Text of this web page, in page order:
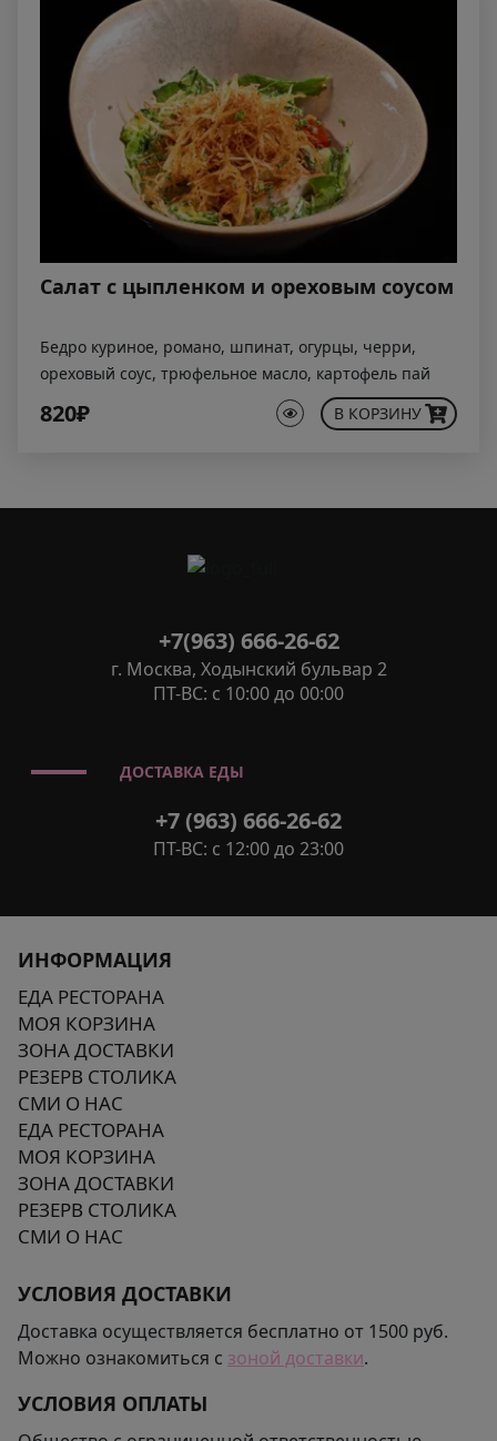
Салат с цыпленком и ореховым соусом
Бедро куриное, романо, шпинат, огурцы, черри,
ореховый соус, трюфельное масло, картофель пай
820₽ В КОРЗИНУ
+7(963) 666-26-62
г. Москва, Ходынский бульвар 2
ПТ-ВС: с 10:00 до 00:00
ДОСТАВКА ЕДЫ
+7 (963) 666-26-62
ПТ-ВС: с 12:00 до 23:00
ИНФОРМАЦИЯ
ЕДА РЕСТОРАНА
МОЯ КОРЗИНА
ЗОНА ДОСТАВКИ
РЕЗЕРВ СТОЛИКА
СМИ О НАС
ЕДА РЕСТОРАНА
МОЯ КОРЗИНА
ЗОНА ДОСТАВКИ
РЕЗЕРВ СТОЛИКА
СМИ О НАС
УСЛОВИЯ ДОСТАВКИ
Доставка осуществляется бесплатно от 1500 руб.
Можно ознакомиться с зоной доставки.
УСЛОВИЯ ОПЛАТЫ